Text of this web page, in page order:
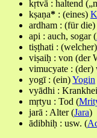
kṛtvā : haltend
kṣaṇa* : (eines)
ardham : (für
api : auch, sogar (
tiṣṭhati :
viṣaiḥ : von (der
vimucyate :
yogī : (ein)Yogin
vyādhi :
mṛtyu : Tod (
jarā : Alter (Jara)
ādibhiḥ : usw. (